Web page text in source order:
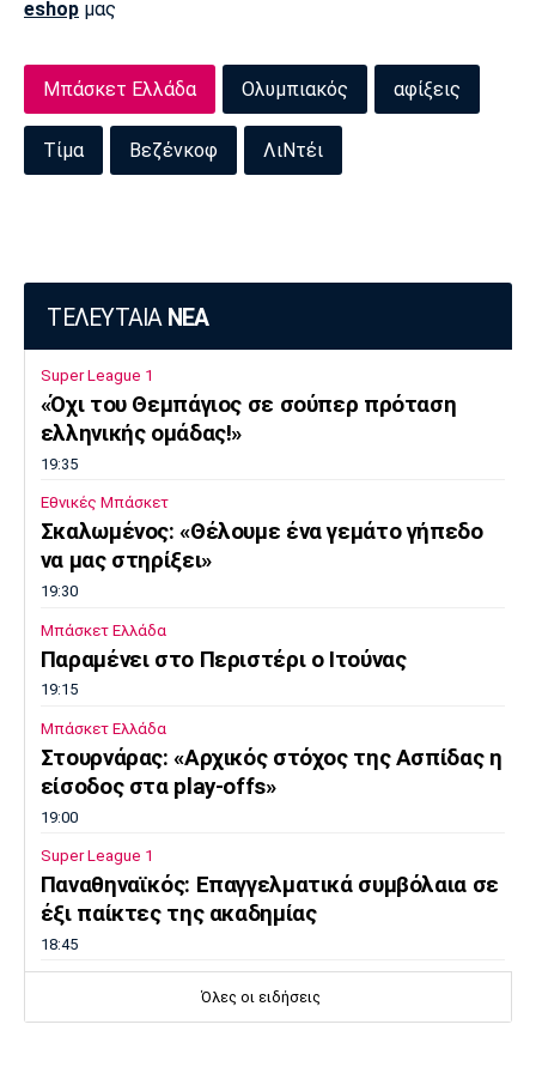
eshop μας
Μπάσκετ Ελλάδα Ολυμπιακός αφίξεις
Τίμα Βεζένκοφ ΛιΝτέι
ΤΕΛΕΥΤΑΙΑ ΝΕΑ
Super League 1
«Όχι του Θεμπάγιος σε σούπερ πρόταση
ελληνικής ομάδας!»
19:35
Εθνικές Μπάσκετ
Σκαλωμένος: «Θέλουμε ένα γεμάτο γήπεδο
να μας στηρίξει»
19:30
Μπάσκετ Ελλάδα
Παραμένει στο Περιστέρι ο Ιτούνας
19:15
Μπάσκετ Ελλάδα
Στουρνάρας: «Αρχικός στόχος της Ασπίδας η
είσοδος στα play-offs»
19:00
Super League 1
Παναθηναϊκός: Επαγγελματικά συμβόλαια σε
έξι παίκτες της ακαδημίας
18:45
Χωρίς παίκτη από το ΝΒΑ και μόλις δύο από
Όλες οι ειδήσεις